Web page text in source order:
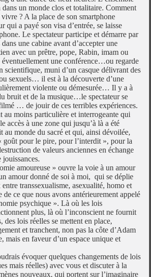
dans un monde clos et totalitaire. Comment
? A la place de son smartphone
qui a payé son visa d’entrée, se laisse
Le spectateur participe et démarre par
une cabine avant d’accepter une
avec un prêtre, pope, Rabin, imam ou
une conférence…ou regarde
scientifique, muni d’un casque délivrant des
sexuels… il est à la découverte d’une
violente ou démesurée… Il y a à
bruit et de la musique…le spectateur se
… de jouir de ces terribles expériences.
au moins particulière et interrogeante qui
accès à une zone qui jusqu’à là a été
au monde du sacré et qui, ainsi dévoilée,
goût pour le pire, pour l’interdit », pour la
de valeurs anciennes en échange
jouissances.
amoureuse » ouvre la voie à un amour
amour donné de soi à moi, qui se déplie
transsexualisme, asexualité, homo et
de ce que nous avons antérieurement appelé
psychique ». Là où les lois
plus, là où l’inconscient ne fournit
des lois réelles se mettent en place,
et tranchent, non pas la côte d’Adam
mais en faveur d’un espace unique et
évoquer quelques changements de lois
mais réelles) avec vous et discuter à la
nouveaux, qui portent sur l’imaginaire